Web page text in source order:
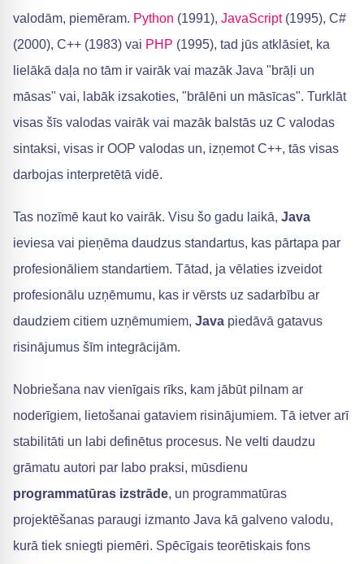
valodām, piemēram. Python (1991), JavaScript(1995), C#
(2000), C++ (1983) vai PHP (1995), tad jūs atklāsiet, ka
lielākā daļa no tām ir vairāk vai mazāk Java "brāļi un
māsas" vai, labāk izsakoties, "brālēni un māsīcas". Turklāt
visas šīs valodas vairāk vai mazāk balstās uz C valodas
sintaksi, visas ir OOP valodas un, izņemot C++, tās visas
darbojas interpretētā vidē.
Tas nozīmē kaut ko vairāk. Visu šo gadu laikā, Java
ieviesa vai pieņēma daudzus standartus, kas pārtapa par
profesionāliem standartiem. Tātad, ja vēlaties izveidot
profesionālu uzņēmumu, kas ir vērsts uz sadarbību ar
daudziem citiem uzņēmumiem, Java piedāvā gatavus
risinājumus šīm integrācijām.
Nobriešana nav vienīgais rīks, kam jābūt pilnam ar
noderīgiem, lietošanai gataviem risinājumiem. Tā ietver arī
stabilitāti un labi definētus procesus. Ne velti daudzu
grāmatu autori par labo praksi, mūsdienu
programmatūras izstrāde, un programmatūras
projektēšanas paraugi izmanto Java kā galveno valodu,
kurā tiek sniegti piemēri. Spēcīgais teorētiskais fons